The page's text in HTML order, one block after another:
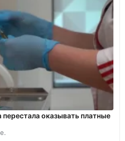
перестала оказывать платные